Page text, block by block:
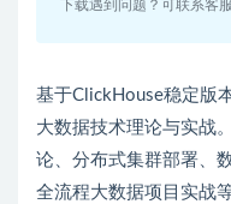
下载遇到问题？可联系客
基于ClickHouse稳定版
大数据技术理论与实战
论、分布式集群部署、
全流程大数据项目实战